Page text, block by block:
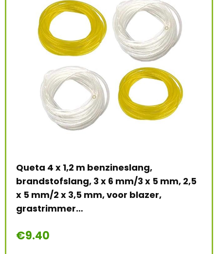
Queta 4 x 1,2 m benzineslang,
brandstofslang, 3 x 6 mm/3 x 5 mm, 2,5
x 5 mm/2 x 3,5 mm, voor blazer,
grastrimmer…
€9.40